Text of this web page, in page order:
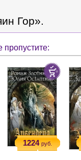
Гор».
пропустите:
1224 руб.